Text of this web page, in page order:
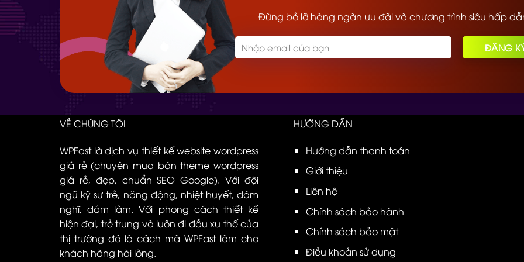
Đừng bỏ lỡ hàng ngàn ưu đãi và chương trình siêu hấp
VỀ CHÚNG TÔI
WPFast là dịch vụ thiết kế website wordpress
giá rẻ (chuyên mua bán theme wordpress
giá rẻ, đẹp, chuẩn SEO Google). Với đội
ngũ kỹ sư trẻ, năng động, nhiệt huyết, dám
nghĩ, dám làm. Với phong cách thiết kế
hiện đại, trẻ trung và luôn đi đầu xu thế của
thị trường đó là cách mà WPFast làm cho
khách hàng hài lòng.
HƯỚNG DẪN
Hướng dẫn thanh toán
Giới thiệu
Liên hệ
Chính sách bảo hành
Chính sách bảo mật
Điều khoản sử dụng